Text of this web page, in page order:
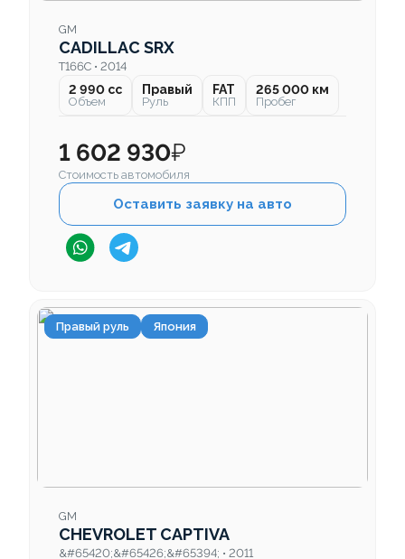
GM
CADILLAC SRX
T166C • 2014
2 990 cc
Объем
Правый
Руль
FAT
КПП
265 000 км
Пробег
1 602 930₽
Стоимость автомобиля
Оставить заявку на авто
Правый руль Япония
GM
CHEVROLET CAPTIVA
&#65420;&#65426;&#65394; • 2011